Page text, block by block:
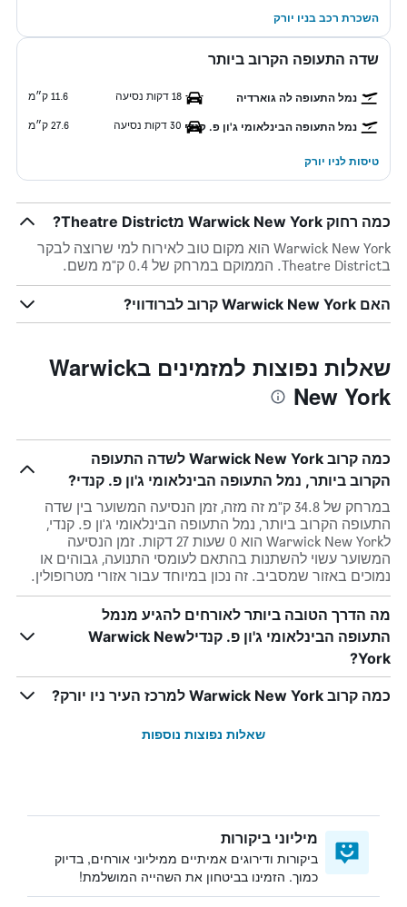
השכרת רכב בניו יורק
שדה התעופה הקרוב ביותר
נמל התעופה לה גוארדיה 18 דקות נסיעה 11.6 ק״מ
נמל התעופה הבינלאומי ג'ון פ. קנדי 30 דקות נסיעה 27.6 ק״מ
טיסות לניו יורק
כמה רחוק Warwick New York מTheatre District?
Warwick New York הוא מקום טוב לאירוח למי שרוצה לבקר
בTheatre District. הממוקם במרחק של 0.4 ק"מ משם.
האם Warwick New York קרוב לברודווי?
שאלות נפוצות למזמינים בWarwick
New York
כמה קרוב Warwick New York לשדה התעופה
הקרוב ביותר, נמל התעופה הבינלאומי ג'ון פ. קנדי?
במרחק של 34.8 ק"מ זה מזה, זמן הנסיעה המשוער בין שדה
התעופה הקרוב ביותר, נמל התעופה הבינלאומי ג'ון פ. קנדי,
לWarwick New York הוא 0 שעות 27 דקות. זמן הנסיעה
המשוער עשוי להשתנות בהתאם לעומסי התנועה, גבוהים או
נמוכים באזור שמסביב. זה נכון במיוחד עבור אזורי מטרופולין.
מה הדרך הטובה ביותר לאורחים להגיע מנמל
התעופה הבינלאומי ג'ון פ. קנדילWarwick New
York?
כמה קרוב Warwick New York למרכז העיר ניו יורק?
שאלות נפוצות נוספות
מיליוני ביקורות
ביקורות ודירוגים אמיתיים ממיליוני אורחים, בדיוק
כמוך. הזמינו בביטחון את השהייה המושלמת!